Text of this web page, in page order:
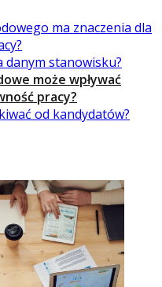
ma znaczenia dla
danym stanowisku?
może wpływać
pracy?
od kandydatów?